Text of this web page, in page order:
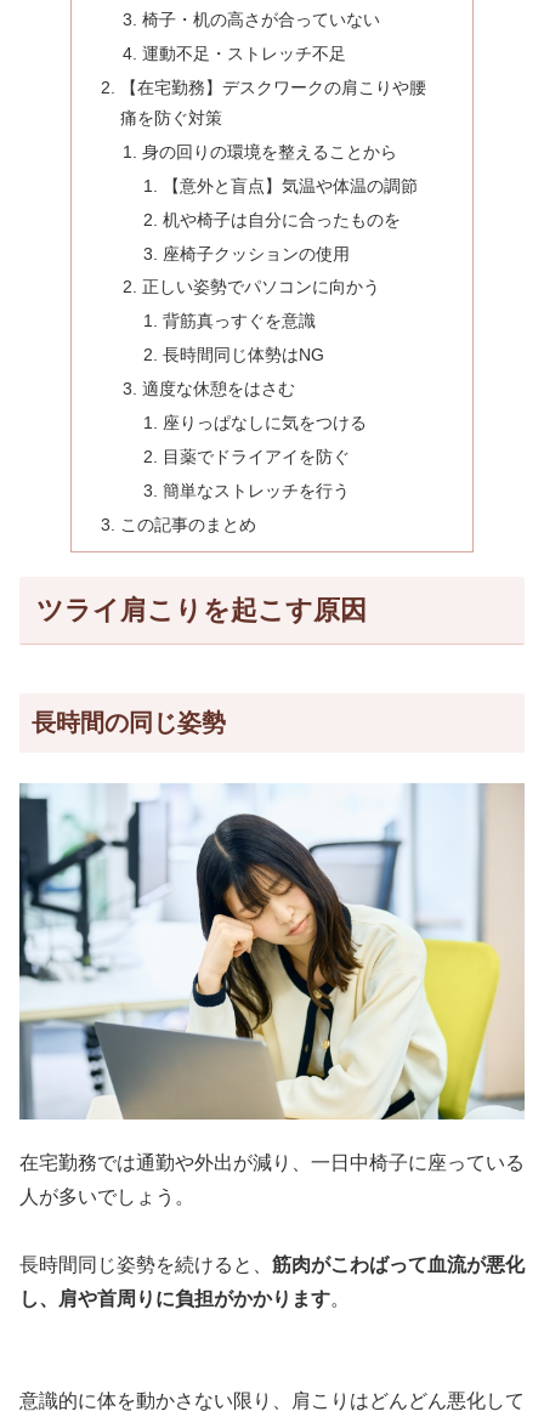
椅子・机の高さが合っていない
運動不足・ストレッチ不足
【在宅勤務】デスクワークの肩こりや腰
痛を防ぐ対策
身の回りの環境を整えることから
【意外と盲点】気温や体温の調節
机や椅子は自分に合ったものを
座椅子クッションの使用
正しい姿勢でパソコンに向かう
背筋真っすぐを意識
長時間同じ体勢はNG
適度な休憩をはさむ
座りっぱなしに気をつける
目薬でドライアイを防ぐ
簡単なストレッチを行う
この記事のまとめ
ツライ肩こりを起こす原因
長時間の同じ姿勢
在宅勤務では通勤や外出が減り、一日中椅子に座っている
人が多いでしょう。
長時間同じ姿勢を続けると、 筋肉がこわばって血流が悪化
し、肩や首周りに負担がかかります。
意識的に体を動かさない限り、肩こりはどんどん悪化して